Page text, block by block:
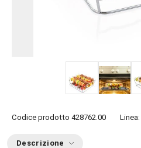
Codice prodotto 428762.00 Linea:
Descrizione